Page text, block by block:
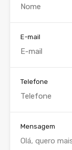
E-mail
Telefone
Mensagem